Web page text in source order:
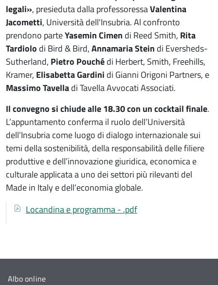
legali», presieduta dalla professoressaValentina
Jacometti, Università dell'Insubria. Al confronto
prendono parteYasemin Cimen di Reed Smith, Rita
Tardiolo di Bird & Bird,Annamaria Stein di Eversheds-
Sutherland, Pietro Pouchédi Herbert, Smith, Freehills,
Kramer, Elisabetta Gardini di Gianni Origoni Partners, e
Massimo Tavelladi Tavella Avvocati Associati.
Il convegno si chiude alle 18.30 con un cocktail finale.
L’appuntamento conferma il ruolo dell’Università
dell’Insubria come luogo di dialogo internazionale sui
temi della sostenibilità, della responsabilità delle filiere
produttive e dell’innovazione giuridica, economica e
culturale applicata a uno dei settori più rilevanti del
Made in Italy e dell’economia globale.
Documenti
Documento
Locandina e programma - .pdf
Albo online